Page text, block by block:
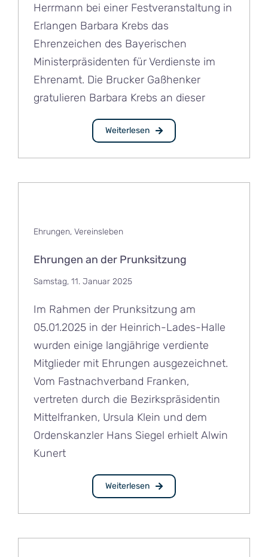
Herrmann bei einer Festveranstaltung in
Erlangen Barbara Krebs das
Ehrenzeichen des Bayerischen
Ministerpräsidenten für Verdienste im
Ehrenamt. Die Brucker Gaßhenker
gratulieren Barbara Krebs an dieser
Weiterlesen
Ehrungen, Vereinsleben
Ehrungen an der Prunksitzung
Samstag, 11. Januar 2025
Im Rahmen der Prunksitzung am
05.01.2025 in der Heinrich-Lades-Halle
wurden einige langjährige verdiente
Mitglieder mit Ehrungen ausgezeichnet.
Vom Fastnachverband Franken,
vertreten durch die Bezirkspräsidentin
Mittelfranken, Ursula Klein und dem
Ordenskanzler Hans Siegel erhielt Alwin
Kunert
Weiterlesen